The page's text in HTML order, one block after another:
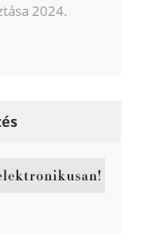
2024.